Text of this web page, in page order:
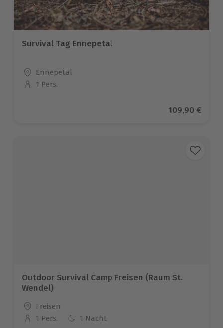
Survival Tag Ennepetal
Standort
Ennepetal
Anzahl der Teilnehmer
1 Pers.
Aktueller
109,90 €
Outdoor Survival Camp Freisen (Raum St.
Wendel)
Standort
Freisen
Anzahl der Teilnehmer
1 Pers. 1 Nacht